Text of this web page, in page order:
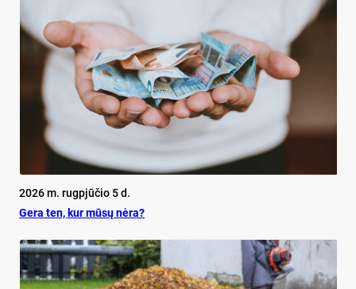
2026 m. rugpjūčio 5 d.
Ge­ra ten, kur mū­sų nė­ra?